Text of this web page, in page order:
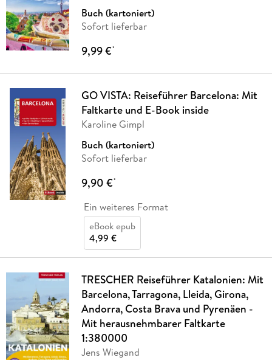
Buch (kartoniert)
Sofort lieferbar
9,99 €*
GO VISTA: Reiseführer Barcelona: Mit
Faltkarte und E-Book inside
Karoline Gimpl
Buch (kartoniert)
Sofort lieferbar
9,90 €*
Ein weiteres Format
eBook epub
4,99 €
TRESCHER Reiseführer Katalonien: Mit
Barcelona, Tarragona, Lleida, Girona,
Andorra, Costa Brava und Pyrenäen -
Mit herausnehmbarer Faltkarte
1:380000
Jens Wiegand